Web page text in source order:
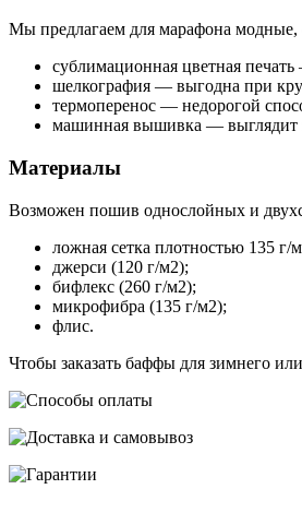
Мы предлагаем для марафона
сублимационная цветная
шелкография — выгодна при
термоперенос — недорогой
машинная вышивка — выглядит
Материалы
Возможен пошив однослойных и
ложная сетка плотностью 135 г/
джерси (120 г/м2);
бифлекс (260 г/м2);
микрофибра (135 г/м2);
флис.
Чтобы заказать баффы для зимнего